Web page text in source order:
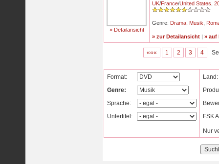
» Detailansicht
UK/France/United States
Genre: Drama Musik
» zur Detailansicht | » auf
««« 1 2 3 4
Format:
Genre:
Sprache:
Untertitel:
Land:
FSK
Nur